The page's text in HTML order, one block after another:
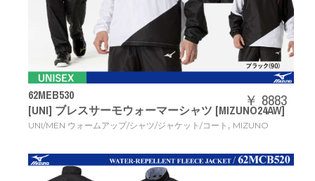
62MEB530
[UNI] ブレスサーモウォーマーシャツ [MIZUNO24AW]
UNI/MEN ウォームアップ/シャツ/ジャケット/コート , MIZUNO
￥ 8883